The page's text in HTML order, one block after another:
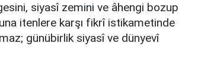
siyasî zemini ve âhengi bozup
itenlere karşı fikrî istikametinde
günübirlik siyasî ve dünyevî